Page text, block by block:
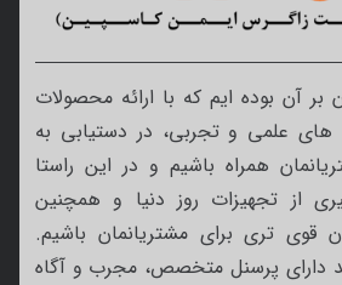
بر آن بوده ایم که با ارائه محصولات
های علمی و تجربی، در دستیابی به
همراه باشیم و در این راستا
از تجهیزات روز دنیا و همچنین
قوی تری برای مشتریانمان باشیم.
دارای پرسنل متخصص، مجرب و آگاه